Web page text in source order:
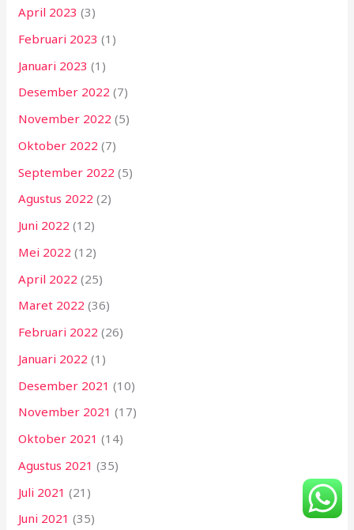
April 2023 (3)
Februari 2023 (1)
Januari 2023 (1)
Desember 2022 (7)
November 2022 (5)
Oktober 2022 (7)
September 2022 (5)
Agustus 2022 (2)
Juni 2022 (12)
Mei 2022 (12)
April 2022 (25)
Maret 2022 (36)
Februari 2022 (26)
Januari 2022 (1)
Desember 2021 (10)
November 2021 (17)
Oktober 2021 (14)
Agustus 2021 (35)
Juli 2021 (21)
Juni 2021 (35)